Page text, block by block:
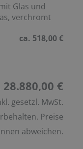
Glas und
verchromt
ca. 518,00 €
€
gesetzl. MwSt.
Preise
abweichen.